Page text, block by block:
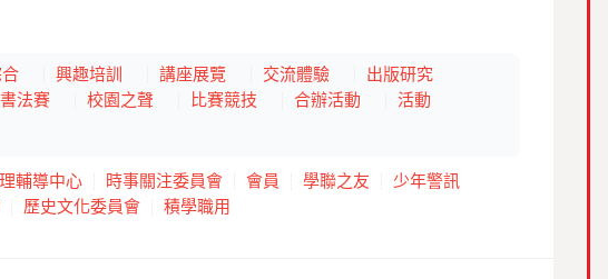
興趣培訓 講座展覽 交流體驗
出版研究
書法賽 校園之聲 比賽競技 合辦活動
活動
輔導中心 時事關注委員會 會員 學聯之友
少年警訊
歷史文化委員會 積學職用